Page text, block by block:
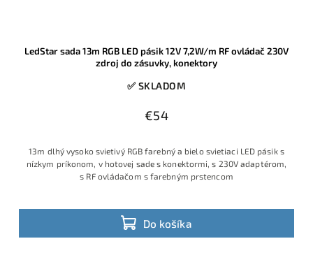
LedStar sada 13m RGB LED pásik 12V 7,2W/m RF ovládač 230V
zdroj do zásuvky, konektory
✅ SKLADOM
€54
Do košíka
13m dlhý vysoko svietivý RGB farebný a bielo svietiaci LED pásik s
nízkym príkonom, v hotovej sade s konektormi, s 230V adaptérom,
s RF ovládačom s farebným prstencom